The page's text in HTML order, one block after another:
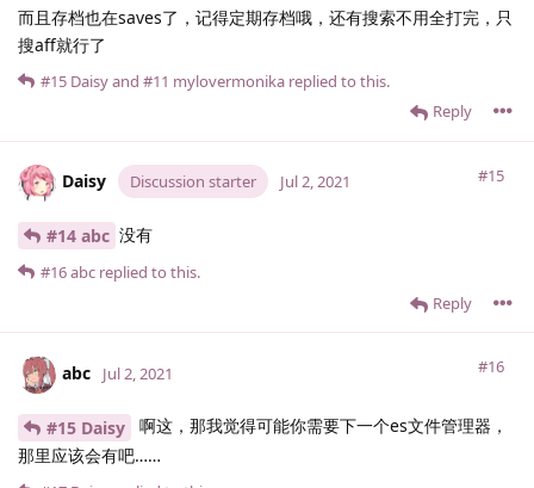
而且存档也在saves了，记得定期存档哦，还有搜索不用全打完，只
搜aff就行了
Reply
#15 Daisyand #11 mylovermonika replied to this.
Daisy Discussion starter #15
Jul 2, 2021
#14 abc 没有
Reply
#16abc replied to this.
abc #16
Jul 2, 2021
#15 Daisy
啊这，那我觉得可能你需要下一个es文件管理器，
那里应该会有吧……